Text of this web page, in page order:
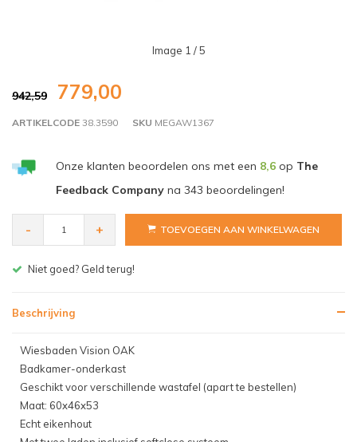
Image 1 / 5
942,59 779,00
ARTIKELCODE 38.3590 SKU MEGAW1367
Onze klanten beoordelen ons met een 8,6op The
Feedback Companyna 343 beoordelingen!
- + TOEVOEGEN AAN WINKELWAGEN
Gratis bezorgen v.a. € 150,- (NL)
Beschrijving
Wiesbaden Vision OAK
Badkamer-onderkast
Geschikt voor verschillende wastafel (apart te bestellen)
Maat: 60x46x53
Echt eikenhout